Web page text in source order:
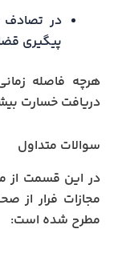
در تصادف
پیگیری
هرچه فاصله
دریافت خسارت
سوالات متداول
در این قسمت از
مجازات فرار از
مطرح شده است: